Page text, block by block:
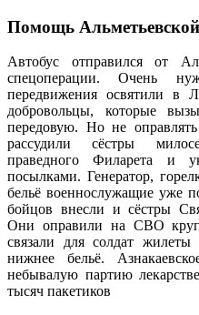
Помощь
Автобус отправился от
спецоперации. Очень
передвижения освятили в
добровольцы, которые
передовую. Но не
рассудили сёстры
праведного Филарета и
посылками. Генератор,
бельё военнослужащие уже
бойцов внесли и сёстры
Они оправили на СВО
связали для солдат
нижнее бельё.
небывалую партию
тысяч пакетиков